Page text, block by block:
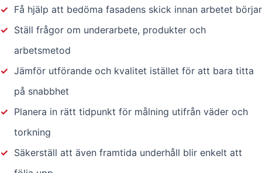
✓ Få hjälp att bedöma fasadens skick innan arbetet börjar
✓ Ställ frågor om underarbete, produkter och
arbetsmetod
✓ Jämför utförande och kvalitet istället för att bara titta
på snabbhet
✓ Planera in rätt tidpunkt för målning utifrån väder och
torkning
✓ Säkerställ att även framtida underhåll blir enkelt att